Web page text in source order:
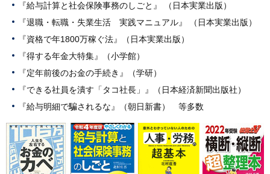
『給与計算と社会保険事務のしごと』 （日本実業出版）
『退職・転職・失業生活 実践マニュアル』 （日本実業出版）
『資格で年1800万稼ぐ法』（日本実業出版）
『得する年金大特集』（小学館）
『定年前後のお金の手続き』（学研）
『できる社員を潰す「タコ社長」』（日本経済新聞出版社）
『給与明細で騙されるな』（朝日新書） 等多数